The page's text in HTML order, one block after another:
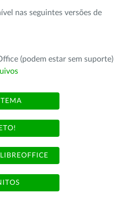
nas seguintes versões de
(podem estar sem suporte)